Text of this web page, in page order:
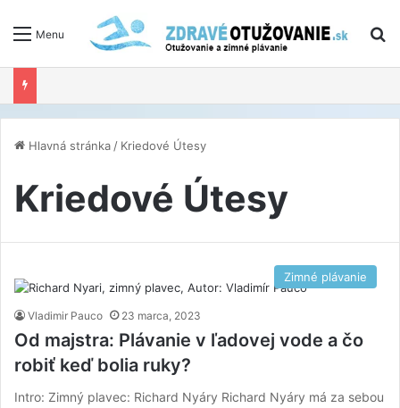
Menu
Hlavná stránka / Kriedové Útesy
Kriedové Útesy
Zimné plávanie
Vladimir Pauco 23 marca, 2023
Od majstra: Plávanie v ľadovej vode a čo
robiť keď bolia ruky?
Intro: Zimný plavec: Richard Nyáry Richard Nyáry má za sebou